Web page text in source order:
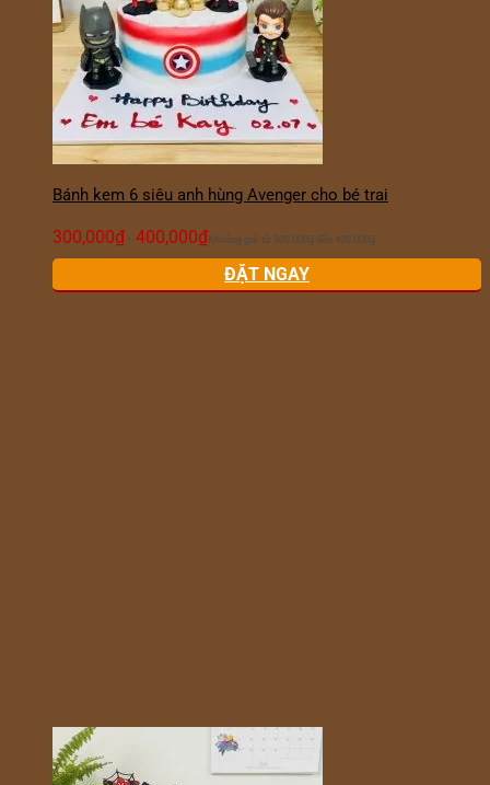
Bánh kem 6 siêu anh hùng Avenger cho bé trai
300,000₫ – 400,000₫ Khoảng giá: từ 300,000₫ đến 400,000₫
ĐẶT NGAY